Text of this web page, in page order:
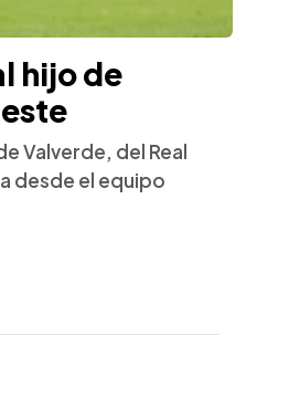
hijo de
Valverde, del Real
desde el equipo